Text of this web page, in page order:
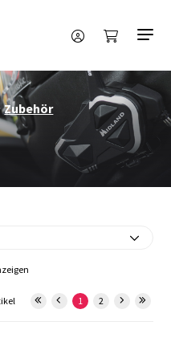
Zubehör
1 2